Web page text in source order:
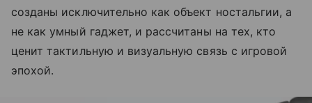
созданы исключительно как объект ностальгии, а
не как умный гаджет, и рассчитаны на тех, кто
ценит тактильную и визуальную связь с игровой
эпохой.